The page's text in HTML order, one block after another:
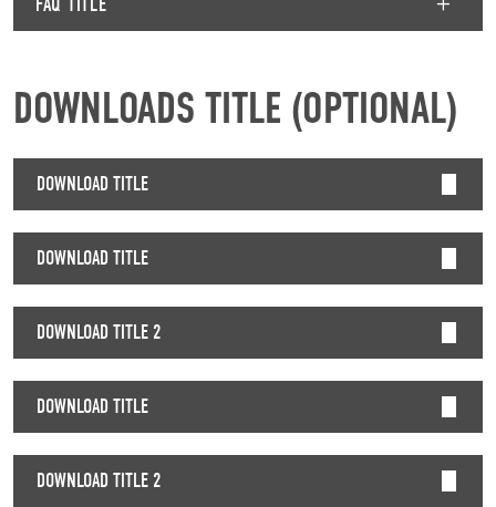
FAQ TITLE
DOWNLOADS TITLE (OPTIONAL)
DOWNLOAD TITLE
DOWNLOAD TITLE
DOWNLOAD TITLE 2
DOWNLOAD TITLE
DOWNLOAD TITLE 2